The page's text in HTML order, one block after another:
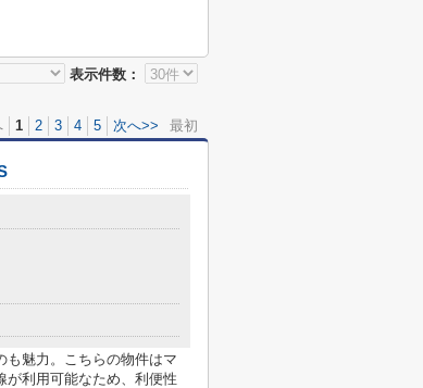
表示件数：
1 2 3 4 5 次へ>> 最初
も魅力。こちらの物件はマ
が利用可能なため、利便性